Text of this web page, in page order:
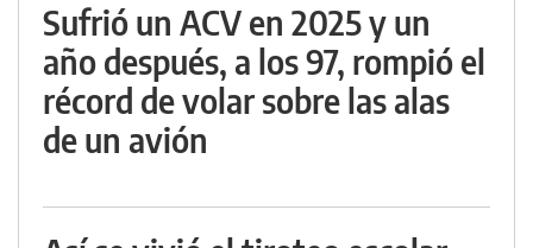
Sufrió un ACV en 2025 y un
año después, a los 97, rompió el
récord de volar sobre las alas
de un avión